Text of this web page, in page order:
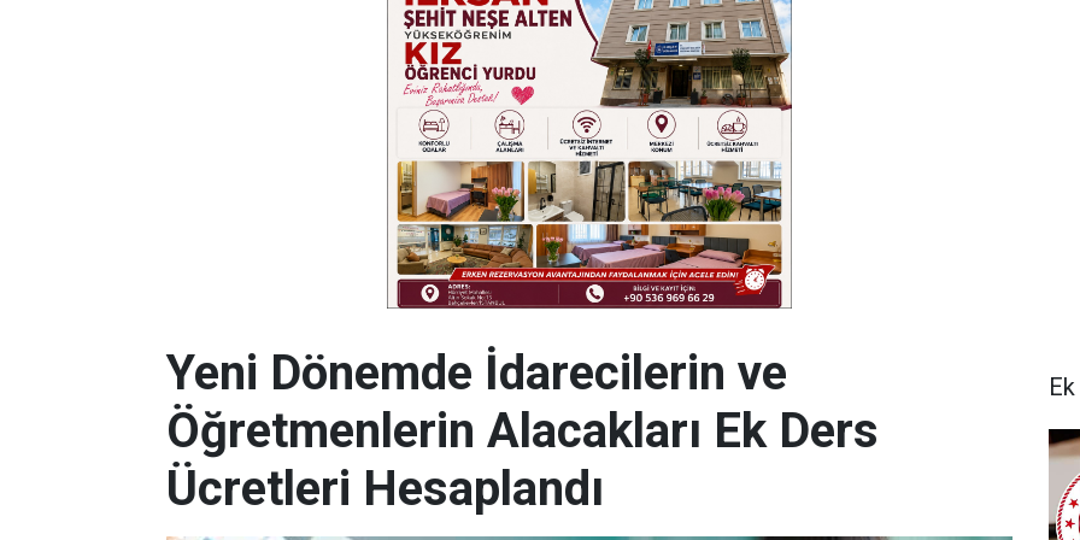
Yeni Dönemde İdarecilerin ve
Öğretmenlerin Alacakları Ek Ders
Ücretleri Hesaplandı